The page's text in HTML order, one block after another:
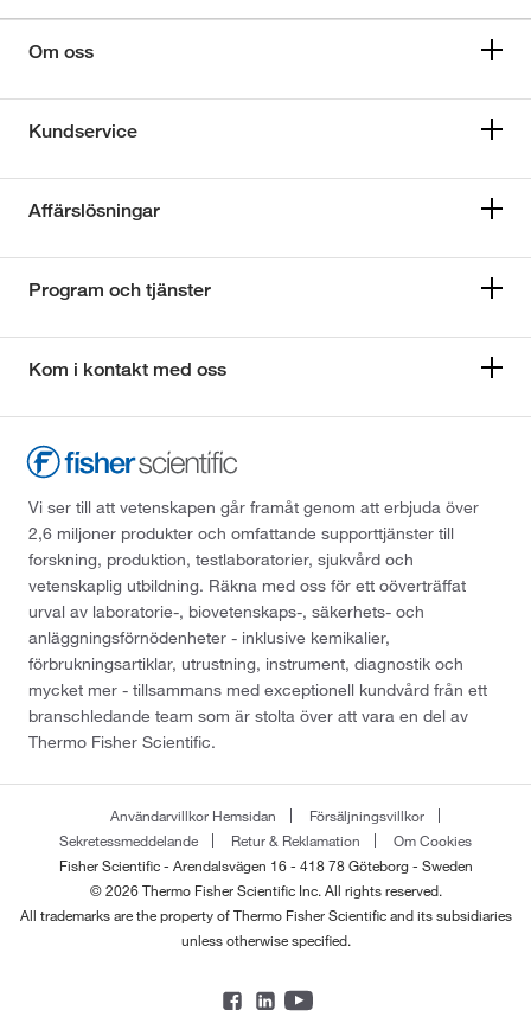
Om oss
Kundservice
Affärslösningar
Program och tjänster
Kom i kontakt med oss
Vi ser till att vetenskapen går framåt genom att erbjuda över
2,6 miljoner produkter och omfattande supporttjänster till
forskning, produktion, testlaboratorier, sjukvård och
vetenskaplig utbildning. Räkna med oss för ett oöverträffat
urval av laboratorie-, biovetenskaps-, säkerhets- och
anläggningsförnödenheter - inklusive kemikalier,
förbrukningsartiklar, utrustning, instrument, diagnostik och
mycket mer - tillsammans med exceptionell kundvård från ett
branschledande team som är stolta över att vara en del av
Thermo Fisher Scientific.
Användarvillkor Hemsidan
Försäljningsvillkor
Sekretessmeddelande
Retur & Reklamation
Om Cookies
Fisher Scientific - Arendalsvägen 16 - 418 78 Göteborg - Sweden
© 2026 Thermo Fisher Scientific Inc. All rights reserved.
All trademarks are the property of Thermo Fisher Scientific and its subsidiaries
unless otherwise specified.